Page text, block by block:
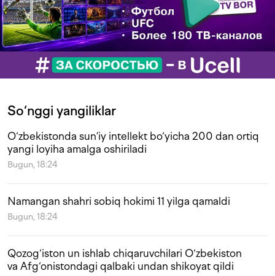
So‘nggi yangiliklar
O‘zbekistonda sun’iy intellekt bo‘yicha 200 dan ortiq
yangi loyiha amalga oshiriladi
Bugun, 18:24
Namangan shahri sobiq hokimi 11 yilga qamaldi
Bugun, 18:24
Qozog‘iston un ishlab chiqaruvchilari O‘zbekiston
va Afg‘onistondagi qalbaki undan shikoyat qildi